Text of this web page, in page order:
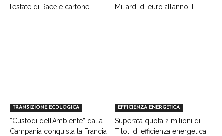
l’estate di Raee e cartone
Miliardi di euro all’anno il...
TRANSIZIONE ECOLOGICA
“Custodi dell’Ambiente” dalla
Campania conquista la Francia
EFFICIENZA ENERGETICA
Superata quota 2 milioni di
Titoli di efficienza energetica